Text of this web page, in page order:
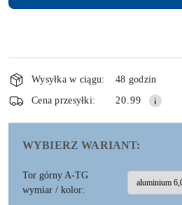
Wyślij
Dostępność
i
dostawa
Wysyłka w ciągu:
48 godzin
Cena przesyłki:
20.99
WYBIERZ WARIANT:
Tor górny A-TG
wymiar / kolor: